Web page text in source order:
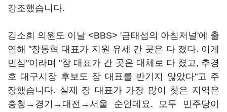
강조했습니다.
김소희 의원도 이날 <BBS> '금태섭의 아침저널'에 출
연해 "장동혁 대표가 지원 유세 간 곳은 다 졌다. 이게
민심"이라며 "장 대표가 간 곳은 대체로 다 졌고, 추경
호 대구시장 후보도 장 대표를 반기지 않았다"고 주
장했습니다. 실제 장 대표가 가장 많이 찾은 지역은
충청→경기→대전→서울 순인데요. 모두 민주당이